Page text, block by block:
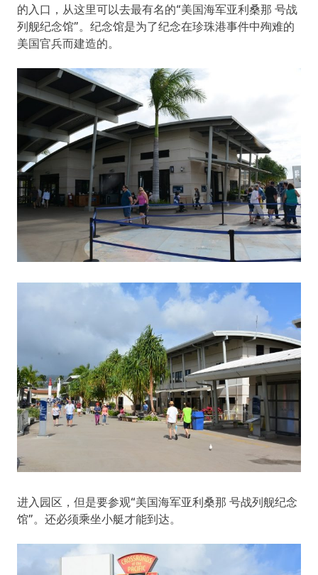
的入口，从这里可以去最有名的“美国海军亚利桑那 号战
列舰纪念馆”。纪念馆是为了纪念在珍珠港事件中殉难的
美国官兵而建造的。
进入园区，但是要参观“美国海军亚利桑那 号战列舰纪念
馆”。还必须乘坐小艇才能到达。